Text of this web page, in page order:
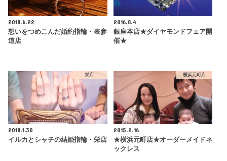
2018.6.22
想いをつめこんだ婚約指輪・表参
道店
2016.8.4
銀座本店★ダイヤモンドフェア開
催★
栄店
2018.1.30
イルカとシャチの結婚指輪・栄店
横浜元町店
2015.2.16
★横浜元町店★オーダーメイドネ
ックレス